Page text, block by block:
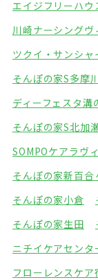
エイジフリーハウ
川崎ナーシングヴ
ツクイ・サンシャ
そんぽの家S多摩川
ディーフェスタ溝
そんぽの家S北加
SOMPOケアラヴ
そんぽの家新百合
そんぽの家小倉
そんぽの家生田
ニチイケアセンタ
フローレンスケア